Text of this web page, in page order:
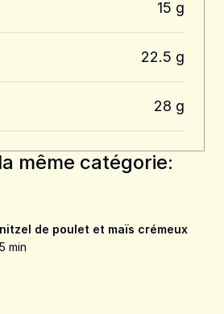
15 g
22.5 g
28 g
même catégorie:
de poulet et maïs crémeux
min